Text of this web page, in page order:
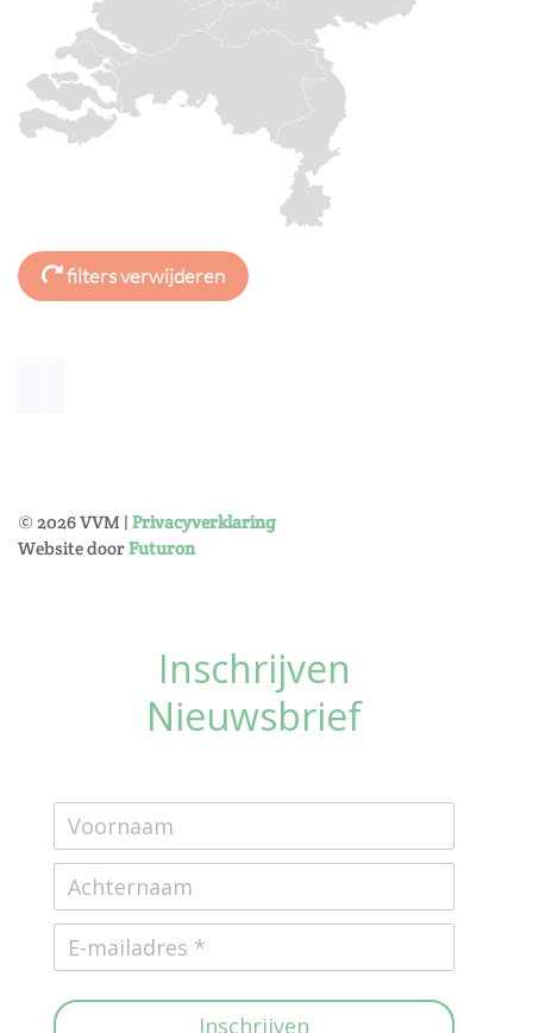
filters verwijderen
© 2026VVM | Privacyverklaring
Website doorFuturon
Inschrijven
Nieuwsbrief
Inschrijven